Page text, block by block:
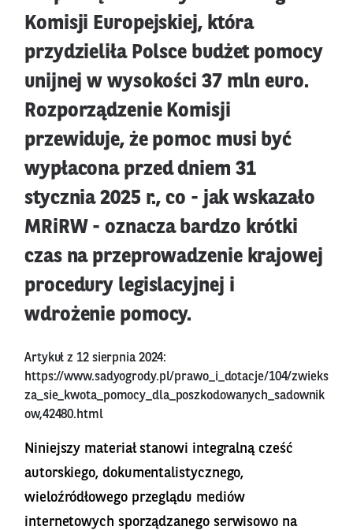
Komisji Europejskiej, która
przydzieliła Polsce budżet pomocy
unijnej w wysokości 37 mln euro.
Rozporządzenie Komisji
przewiduje, że pomoc musi być
wypłacona przed dniem 31
stycznia 2025 r., co - jak wskazało
MRiRW - oznacza bardzo krótki
czas na przeprowadzenie krajowej
procedury legislacyjnej i
wdrożenie pomocy.
Artykuł z 12 sierpnia 2024:
https://www.sadyogrody.pl/prawo_i_dotacje/104/zwieks
za_sie_kwota_pomocy_dla_poszkodowanych_sadownik
ow,42480.html
Niniejszy materiał stanowi integralną cześć
autorskiego, dokumentalistycznego,
wieloźródłowego przeglądu mediów
internetowych sporządzanego serwisowo na